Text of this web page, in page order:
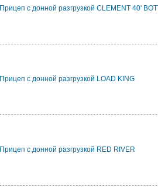
Прицеп с донной разгрузкой CLEMENT 40'
Прицеп с донной разгрузкой LOAD KING
Прицеп с донной разгрузкой RED RIVER